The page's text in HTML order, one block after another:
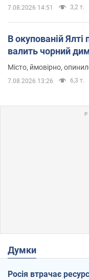
7.08.2026 14:51 3,2 т.
В окупованій Ялті
валить чорний
Місто, ймовірно,
7.08.2026 13:26 6,3 т.
Думки
Росія втрачає